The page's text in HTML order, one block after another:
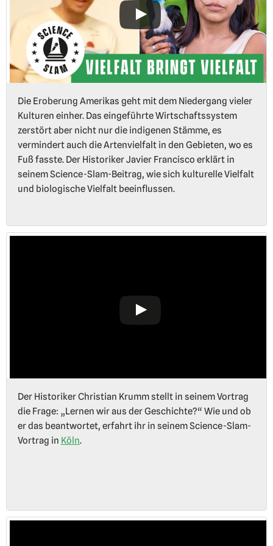
Die Eroberung Amerikas geht mit dem Niedergang vieler
Kulturen einher. Das eingeführte Wirtschaftssystem
zerstört aber nicht nur die indigenen Stämme, es
vermindert auch die Artenvielfalt in den Gebieten, wo es
Fuß fasste. Der Historiker Javier Francisco erklärt in
seinem Science-Slam-Beitrag, wie sich kulturelle Vielfalt
und biologische Vielfalt beeinflussen.
Der Historiker Christian Krumm stellt in seinem Vortrag
die Frage: „Lernen wir aus der Geschichte?“ Wie und ob
er das beantwortet, erfahrt ihr in seinem Science-Slam-
Vortrag in Köln.